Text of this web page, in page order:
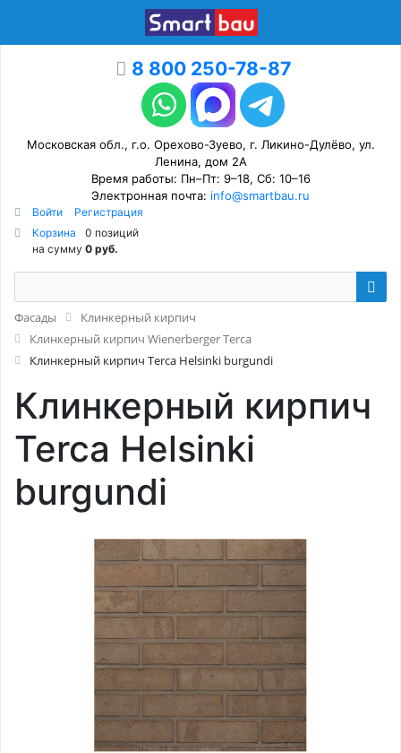
8 800 250-78-87
Московская обл., г.о. Орехово-Зуево, г. Ликино-Дулёво, ул.
Ленина, дом 2А
Время работы: Пн–Пт: 9–18, Сб: 10–16
Электронная почта: info@smartbau.ru
Войти
Регистрация
Корзина
0 позиций
на сумму 0 руб.
Фасады
Клинкерный кирпич
Клинкерный кирпич Wienerberger Terca
Клинкерный кирпич Terca Helsinki burgundi
Клинкерный кирпич
Terca Helsinki
burgundi